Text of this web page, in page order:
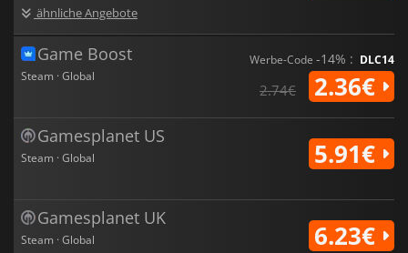
ähnliche Angebote
Game Boost
Steam · Global
Werbe-Code -14% : DLC14
2.74€ 2.36€
Gamesplanet US
Steam · Global 5.91€
Gamesplanet UK
Steam · Global 6.23€